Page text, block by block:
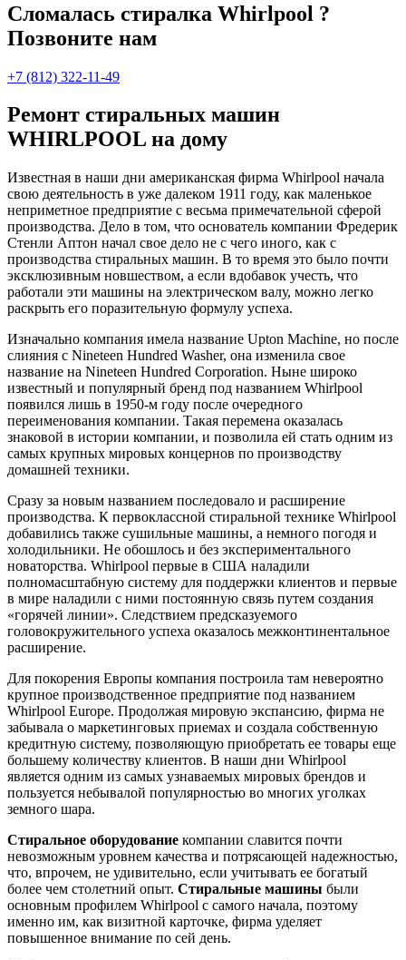
Сломалась стиралка Whirlpool ?
Позвоните нам
+7 (812) 322-11-49
Ремонт стиральных машин
WHIRLPOOL на дому
Известная в наши дни американская фирма Whirlpool начала
свою деятельность в уже далеком 1911 году, как маленькое
неприметное предприятие с весьма примечательной сферой
производства. Дело в том, что основатель компании Фредерик
Стенли Аптон начал свое дело не с чего иного, как с
производства стиральных машин. В то время это было почти
эксклюзивным новшеством, а если вдобавок учесть, что
работали эти машины на электрическом валу, можно легко
раскрыть его поразительную формулу успеха.
Изначально компания имела название Upton Machine, но после
слияния с Nineteen Hundred Washer, она изменила свое
название на Nineteen Hundred Corporation. Ныне широко
известный и популярный бренд под названием Whirlpool
появился лишь в 1950-м году после очередного
переименования компании. Такая перемена оказалась
знаковой в истории компании, и позволила ей стать одним из
самых крупных мировых концернов по производству
домашней техники.
Сразу за новым названием последовало и расширение
производства. К первоклассной стиральной технике Whirlpool
добавились также сушильные машины, а немного погодя и
холодильники. Не обошлось и без экспериментального
новаторства. Whirlpool первые в США наладили
полномасштабную систему для поддержки клиентов и первые
в мире наладили с ними постоянную связь путем создания
«горячей линии». Следствием предсказуемого
головокружительного успеха оказалось межконтинентальное
расширение.
Для покорения Европы компания построила там невероятно
крупное производственное предприятие под названием
Whirlpool Europe. Продолжая мировую экспансию, фирма не
забывала о маркетинговых приемах и создала собственную
кредитную систему, позволяющую приобретать ее товары еще
большему количеству клиентов. В наши дни Whirlpool
является одним из самых узнаваемых мировых брендов и
пользуется небывалой популярностью во многих уголках
земного шара.
Стиральное оборудование компании славится почти
невозможным уровнем качества и потрясающей надежностью,
что, впрочем, не удивительно, если учитывать ее богатый
более чем столетний опыт. Стиральные машины были
основным профилем Whirlpool с самого начала, поэтому
именно им, как визитной карточке, фирма уделяет
повышенное внимание по сей день.